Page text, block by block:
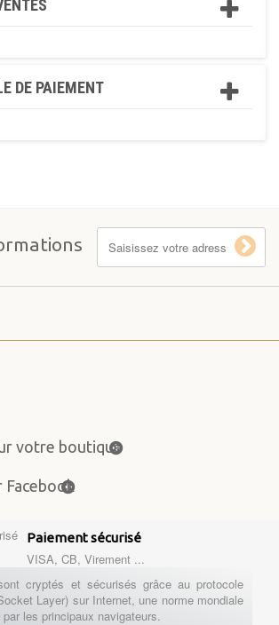
DE PAIEMENT
votre boutique
Facebook
Paiement sécurisé
VISA, CB, Virement ...
cryptés et sécurisés grâce au protocole
Layer) sur Internet, une norme mondiale
les principaux navigateurs.